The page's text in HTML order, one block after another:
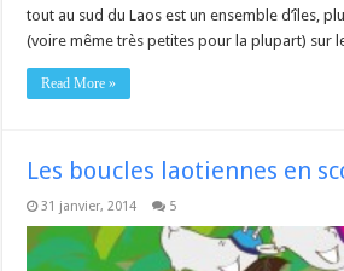
tout au sud du Laos est un ensemble d’îles,
(voire même très petites pour la plupart) sur
Read More »
Les boucles laotiennes en
31 janvier, 2014 5